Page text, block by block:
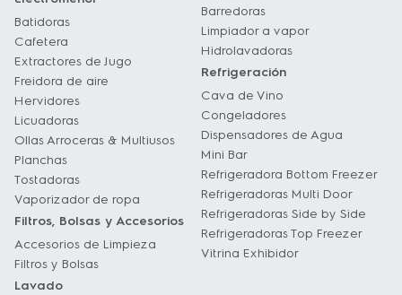
Batidoras
Cafetera
Extractores de Jugo
Freidora de aire
Hervidores
Licuadoras
Ollas Arroceras & Multiusos
Planchas
Tostadoras
Vaporizador de ropa
Filtros, Bolsas y Accesorios
Accesorios de Limpieza
Filtros y Bolsas
Lavado
Barredoras
Limpiador a vapor
Hidrolavadoras
Refrigeración
Cava de Vino
Congeladores
Dispensadores de Agua
Mini Bar
Refrigeradora Bottom Freezer
Refrigeradoras Multi Door
Refrigeradoras Side by Side
Refrigeradoras Top Freezer
Vitrina Exhibidor